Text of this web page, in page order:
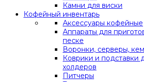
Камни для виски
Кофейный инвентарь
Аксессуары кофейные
Аппараты для
песке
Воронки, серверы,
Коврики и подставки
холдеров
Питчеры